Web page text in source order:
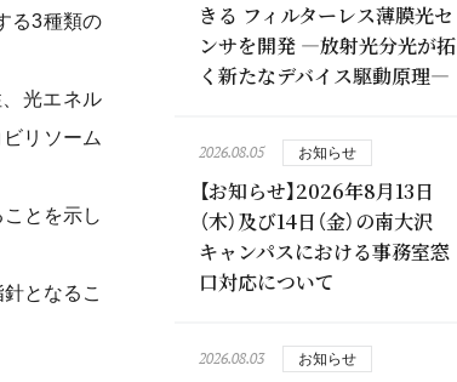
る3種類の
光エネル
リソーム
とを示し
となるこ
きる フィルターレス薄膜光セ
ンサを開発 ―放射光分光が拓
く新たなデバイス駆動原理―
2026.08.05 お知らせ
【お知らせ】2026年8月13日
（木）及び14日（金）の南大沢
キャンパスにおける事務室窓
口対応について
2026.08.03 お知らせ